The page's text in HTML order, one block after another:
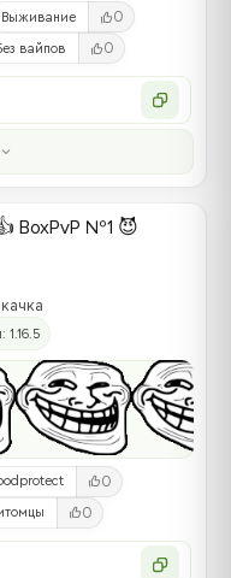
Выживание 0
вайпов 0
BoxPvP №1 😈
1.16.5
0
0